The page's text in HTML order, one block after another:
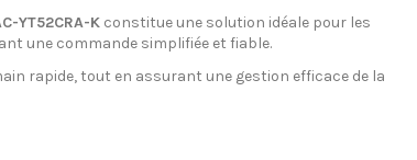
YT52CRA-Kconstitue une solution idéale pour les
une commande simplifiée et fiable.
rapide, tout en assurant une gestion efficace de la